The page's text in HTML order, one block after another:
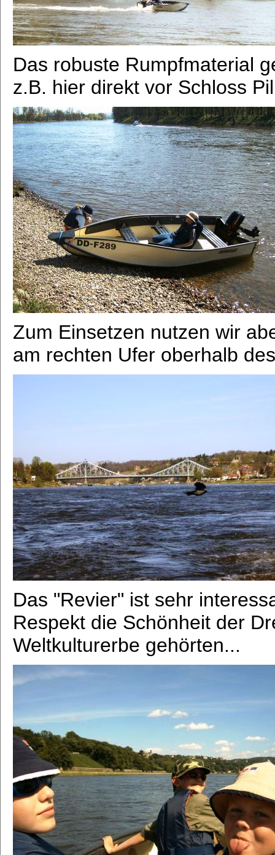
Das robuste Rumpfmaterial
z.B. hier direkt vor Schloss
Zum Einsetzen nutzen wir
am rechten Ufer oberhalb
Das "Revier" ist sehr
Respekt die Schönheit der
Weltkulturerbe gehörten...